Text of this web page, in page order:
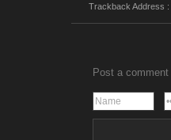
Trackback Address :
Post a comment